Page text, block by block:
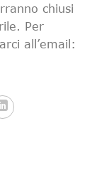
chiusi
Per
all’email: